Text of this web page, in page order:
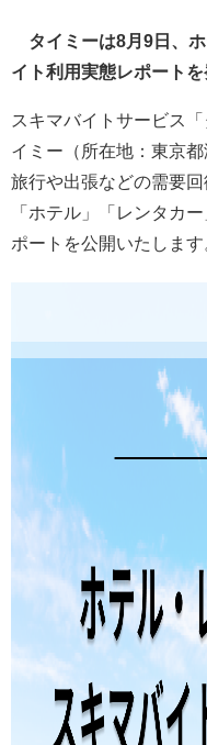
タイミーは8月9日、
イト利用実態レポートを
スキマバイトサービス
イミー（所在地：東京
旅行や出張などの需要
「ホテル」「レンタカ
ポートを公開いたします